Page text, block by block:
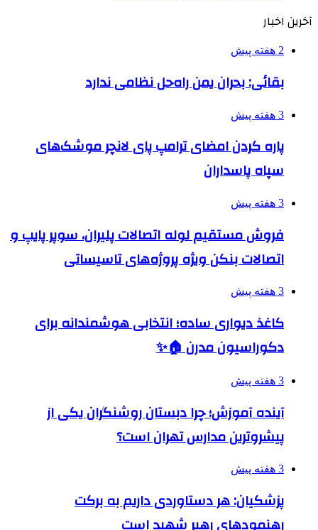
آخرین اخبار
2 هفته پیش
بقائی: بحران یمن راه‌حل نظامی ندارد
3 هفته پیش
پاره کردن امضای ترامپ پای لانچر موشک‌های
سپاه پاسداران
3 هفته پیش
فروش مستقیم لوله اتصالات پلیران، سوپر پایپ و
اتصالات بنکن ویژه پروژه‌های تاسیساتی
3 هفته پیش
کاغذ دیواری ساده؛ انتخابی هوشمندانه برای
دکوراسیون مدرن 🏠✨
3 هفته پیش
آینده آموزش؛ چرا دبستان روشنگران یکی از
پیشروترین مدارس تهران است؟
3 هفته پیش
پزشکیان: هر دستاوردی داریم به برکت
رهنمودهای رهبر شهید است